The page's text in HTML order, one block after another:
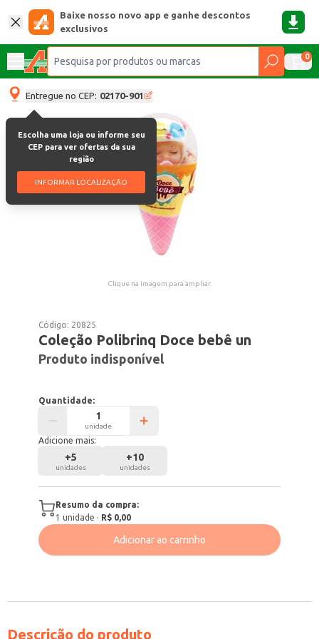
Baixe nosso novo app e ganhe descontos
exclusivos
0
Entregue no CEP: 02170-901
Escolha uma loja ou informe seu
CEP para ver ofertas da sua
região
INFORMAR LOCALIZAÇÃO
Clique na imagem para ampliar.
Código: 20825
Coleção Polibrinq Doce bebê un
Produto indisponível
Quantidade:
unidade
Adicione mais:
+5
unidades
+10
unidades
Resumo da compra:
1 unidade · R$ 0,00
Adicionar ao carrinho
Descrição do produto